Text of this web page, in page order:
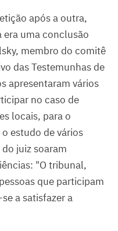
após a outra,
era uma conclusão
membro do comitê
das Testemunhas de
apresentaram vários
no caso de
locais, para o
estudo de vários
juiz soaram
"O tribunal,
que participam
a satisfazer a